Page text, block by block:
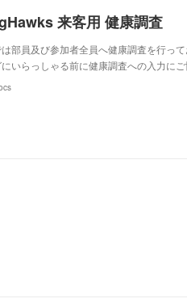
来客用 健康調査
部員及び参加者全員へ健康調査を行っ
いらっしゃる前に健康調査への入力にご